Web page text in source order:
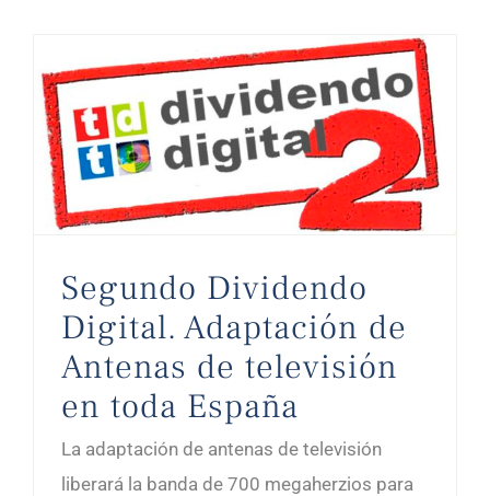
Segundo Dividendo
Digital. Adaptación de
Antenas de televisión
en toda España
La adaptación de antenas de televisión
liberará la banda de 700 megaherzios para